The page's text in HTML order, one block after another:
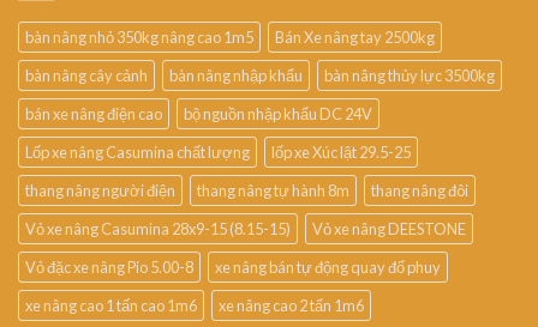
bàn nâng nhỏ 350kg nâng cao 1m5
Bán Xe nâng tay 2500kg
bàn nâng cây cảnh
bàn nâng nhập khẩu
bàn nâng thủy lực 3500kg
bán xe nâng điện cao
bộ nguồn nhập khẩu DC 24V
Lốp xe nâng Casumina chất lượng
lốp xe Xúc lật 29.5-25
thang nâng người điện
thang nâng tự hành 8m
thang nâng đôi
Vỏ xe nâng Casumina 28x9-15 (8.15-15)
Vỏ xe nâng DEESTONE
Vỏ đặc xe nâng Pio 5.00-8
xe nâng bán tự động quay đổ phuy
xe nâng cao 1 tấn cao 1m6
xe nâng cao 2 tấn 1m6